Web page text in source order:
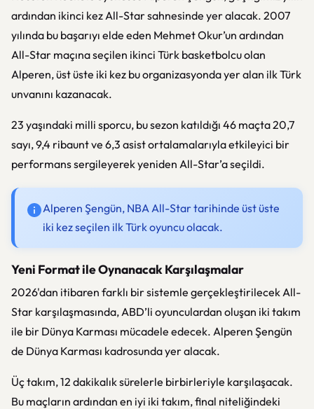
ardından ikinci kez All-Star sahnesinde yer alacak. 2007
yılında bu başarıyı elde eden Mehmet Okur’un ardından
All-Star maçına seçilen ikinci Türk basketbolcu olan
Alperen, üst üste iki kez bu organizasyonda yer alan ilk Türk
unvanını kazanacak.
23 yaşındaki milli sporcu, bu sezon katıldığı 46 maçta 20,7
sayı, 9,4 ribaunt ve 6,3 asist ortalamalarıyla etkileyici bir
performans sergileyerek yeniden All-Star’a seçildi.
Alperen Şengün, NBA All-Star tarihinde üst üste
iki kez seçilen ilk Türk oyuncu olacak.
Yeni Format ile Oynanacak Karşılaşmalar
2026'dan itibaren farklı bir sistemle gerçekleştirilecek All-
Star karşılaşmasında, ABD’li oyunculardan oluşan iki takım
ile bir Dünya Karması mücadele edecek. Alperen Şengün
de Dünya Karması kadrosunda yer alacak.
Üç takım, 12 dakikalık sürelerle birbirleriyle karşılaşacak.
Bu maçların ardından en iyi iki takım, final niteliğindeki